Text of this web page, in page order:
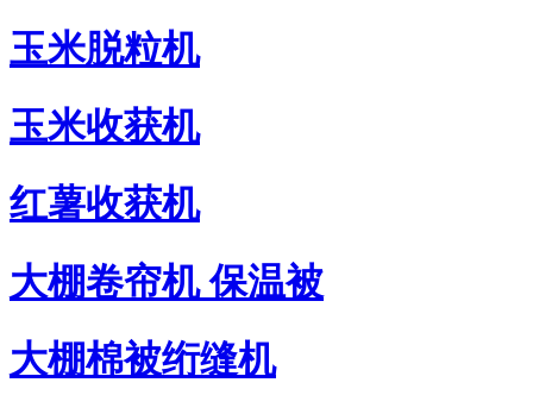
玉米脱粒机
玉米收获机
红薯收获机
大棚卷帘机 保温被
大棚棉被绗缝机